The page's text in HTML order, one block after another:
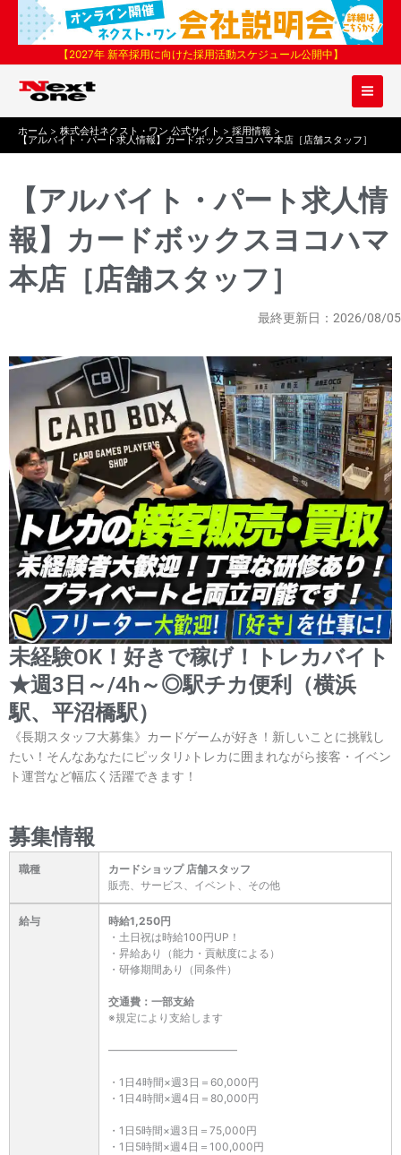
ス
【2027年 新卒採用に向けた採用活動スケジュール公開中】
ホーム 株式会社ネクスト・ワン 公式サイト 採用情報
【アルバイト・パート求人情報】カードボックスヨコハマ本店［店舗スタッフ］
【アルバイト・パート求人情
報】カードボックスヨコハマ
本店［店舗スタッフ］
最終更新日：2026/08/05
未経験OK！好きで稼げ！トレカバイト
★週3日～/4h～◎駅チカ便利（横浜
駅、平沼橋駅）
《長期スタッフ大募集》カードゲームが好き！新しいことに挑戦し
たい！そんなあなたにピッタリ♪トレカに囲まれながら接客・イベン
ト運営など幅広く活躍できます！
募集情報
職種
カードショップ 店舗スタッフ
販売、サービス、イベント、その他
給与
時給1,250円
・土日祝は時給100円UP！
・昇給あり（能力・貢献度による）
・研修期間あり（同条件）
交通費：一部支給
※規定により支給します
――――――――――――
・1日4時間×週3日＝60,000円
・1日4時間×週4日＝80,000円
・1日5時間×週3日＝75,000円
・1日5時間×週4日＝100,000円